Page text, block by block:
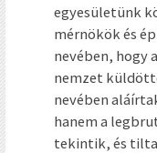
egyesületünk
mérnökök és
nevében, hogy
nemzet
nevében
hanem a
tekintik, és